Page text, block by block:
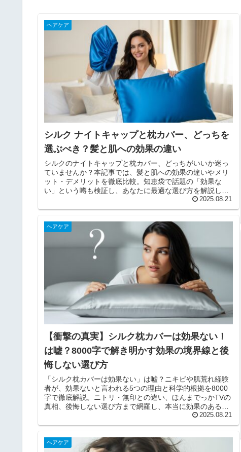
ヘアケア
シルク ナイトキャップと枕カバー、どっちを
選ぶべき？髪と肌への効果の違い
シルクのナイトキャップと枕カバー、どっちがいいか迷っ
ていませんか？本記事では、髪と肌への効果の違いやメリ
ット・デメリットを徹底比較。知恵袋で話題の「効果な
い」という噂も検証し、あなたに最適な選び方を解説しま
2025.08.21
ヘアケア
【衝撃の真実】シルク枕カバーは効果ない！
は嘘？8000字で解き明かす効果の境界線と後
悔しない選び方
「シルク枕カバーは効果ない」は嘘？ニキビや肌荒れ経験
者が、効果ないと言われる5つの理由と科学的根拠を8000
字で徹底解説。ニトリ・無印との違い、ほんまでっかTVの
真相、後悔しない選び方まで網羅し、本当に効果のあるお
2025.08.21
ヘアケア